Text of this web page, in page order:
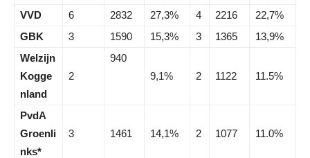
VVD
6 2832 27,3% 4 2216
22,7%
GBK
3 1590 15,3% 3 1365
13,9%
Welzijn
Kogge
nland
2
940
9,1%
2 1122 11.5%
PvdA
Groenli
nks*
3 1461 14,1% 2 1077 11.0%